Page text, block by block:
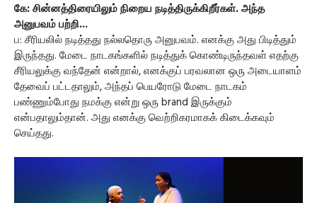
கே: சின்னத்திரையிலும் நிறைய நடித்திருக்கிறீர்கள். அந்த
அனுபவம் பற்றி...
ப: சீரியலில் நடித்தது நல்லதொரு அனுபவம். எனக்கு அது பிடித்தும்
இருந்தது. மேடை நாடகங்களில் நடித்துக் கொண்டிருந்தவள் எதற்கு
சீரியலுக்கு வந்தேன் என்றால், எனக்குப் பரவலான ஒரு அடையாளம்
தேவைப் பட்டதாலும், அந்தப் பெயரோடு மேடை நாடகம்
பண்ணும்போது நமக்கு என்று ஒரு brand இருக்கும்
என்பதாலும்தான். அது எனக்கு வெற்றிகரமாகக் கிடைக்கவும்
செய்தது.